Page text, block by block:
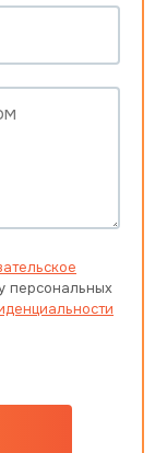
персональных